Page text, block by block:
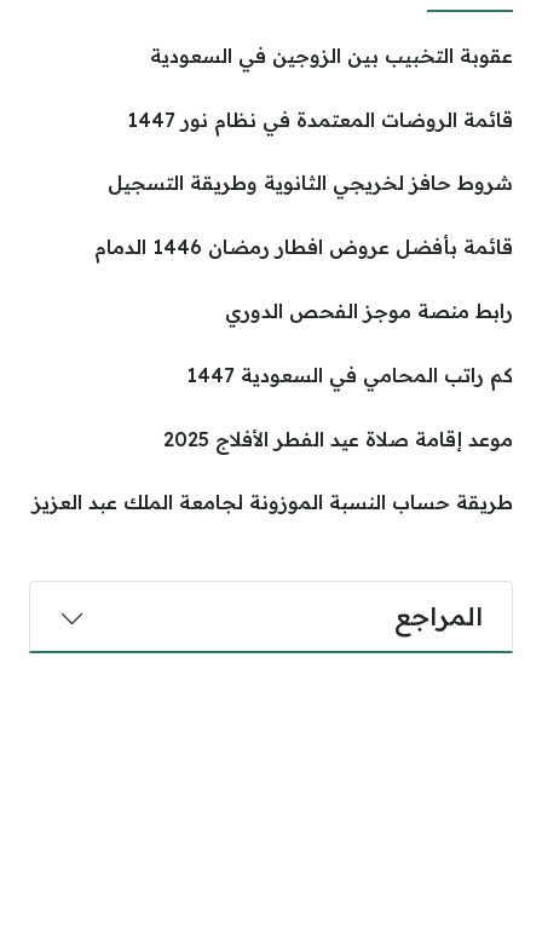
عقوبة التخبيب بين الزوجين في السعودية
قائمة الروضات المعتمدة في نظام نور 1447
شروط حافز لخريجي الثانوية وطريقة التسجيل
قائمة بأفضل عروض افطار رمضان 1446 الدمام
رابط منصة موجز الفحص الدوري
كم راتب المحامي في السعودية 1447
موعد إقامة صلاة عيد الفطر الأفلاج 2025
طريقة حساب النسبة الموزونة لجامعة الملك عبد العزيز
المراجع